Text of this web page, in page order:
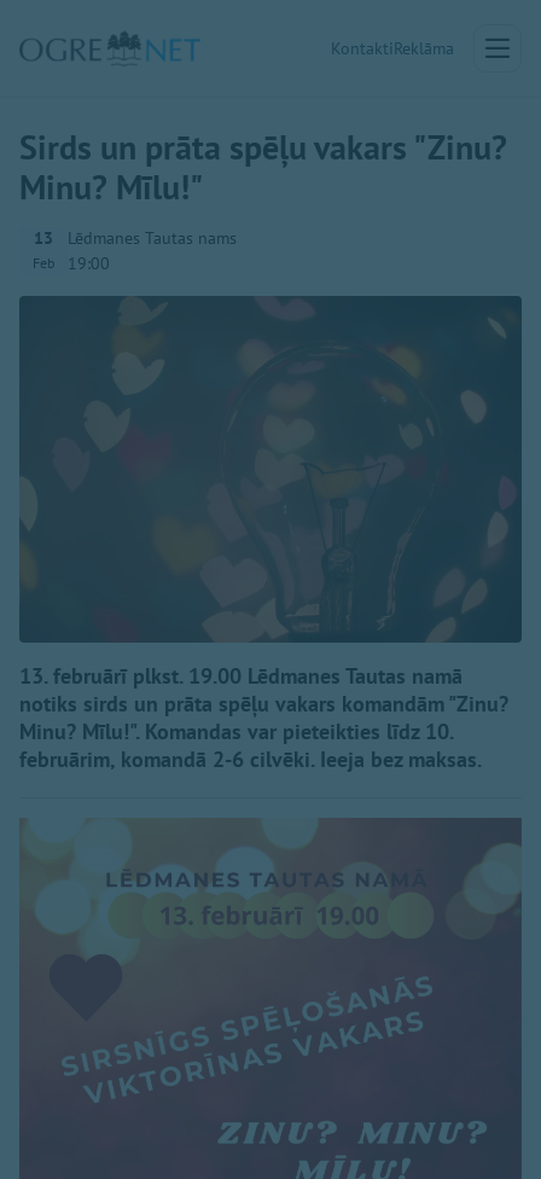
KontaktiReklāma
Sirds un prāta spēļu vakars "Zinu?
Minu? Mīlu!"
13
Feb
Lēdmanes Tautas nams
19:00
13. februārī plkst. 19.00 Lēdmanes Tautas namā
notiks sirds un prāta spēļu vakars komandām "Zinu?
Minu? Mīlu!". Komandas var pieteikties līdz 10.
februārim, komandā 2-6 cilvēki. Ieeja bez maksas.